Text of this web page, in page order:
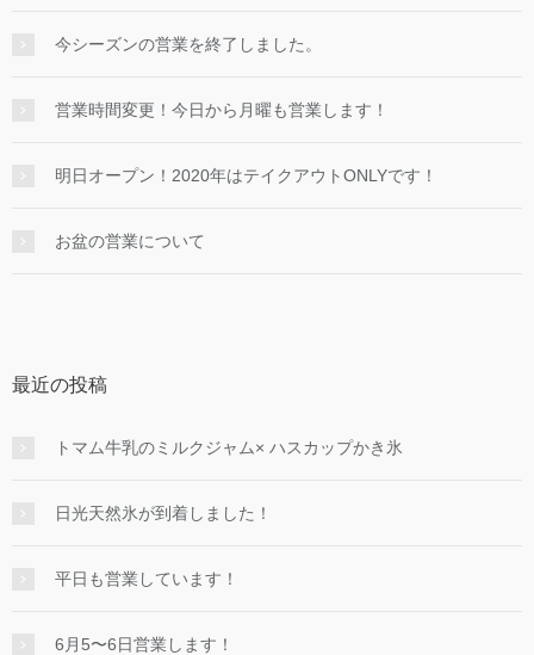
今シーズンの営業を終了しました。
営業時間変更！今日から月曜も営業します！
明日オープン！2020年はテイクアウトONLYです！
お盆の営業について
最近の投稿
トマム牛乳のミルクジャム× ハスカップかき氷
日光天然氷が到着しました！
平日も営業しています！
6月5〜6日営業します！